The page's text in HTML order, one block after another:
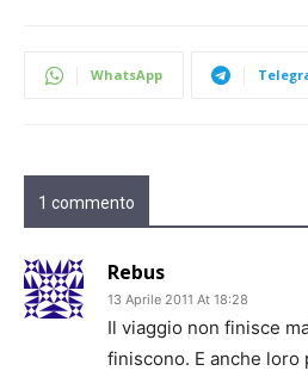
WhatsApp
1 commento
Rebus
13 Aprile 2011 At 18:28
Il viaggio non finisce
finiscono. E anche